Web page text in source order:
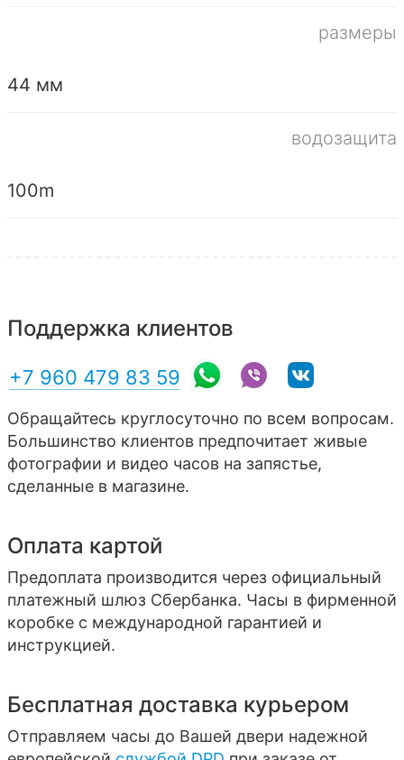
размеры
44 мм
водозащита
100m
Поддержка клиентов
+7 960 479 83 59
Обращайтесь круглосуточно по всем вопросам.
Большинство клиентов предпочитает живые
фотографии и видео часов на запястье,
сделанные в магазине.
Оплата картой
Предоплата производится через официальный
платежный шлюз Сбербанка. Часы в фирменной
коробке с международной гарантией и
инструкцией.
Бесплатная доставка курьером
Отправляем часы до Вашей двери надежной